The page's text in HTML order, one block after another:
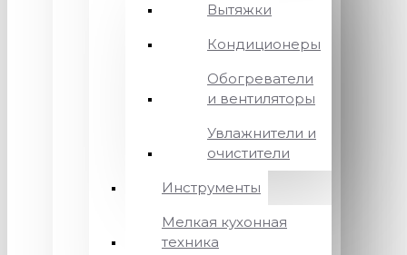
Вытяжки
Кондиционеры
Обогреватели
и вентиляторы
Увлажнители и
очистители
Инструменты
Мелкая кухонная
техника